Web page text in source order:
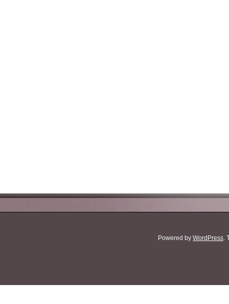
Powered by WordPress.